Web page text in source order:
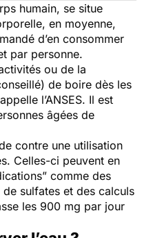
humain, se situe
en moyenne,
d’en consommer
par personne.
ou de la
de boire dès les
l’ANSES. Il est
âgées de
contre une utilisation
Celles-ci peuvent en
comme des
sulfates et des calculs
les 900 mg par jour